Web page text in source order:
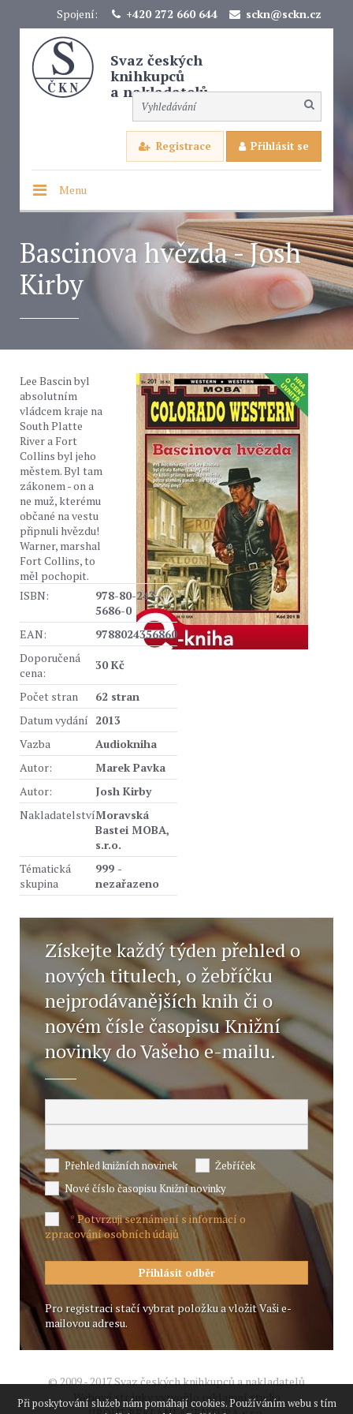
Spojení: +420 272 660 644 sckn@sckn.cz
Svaz českých
knihkupců
a nakladatelů
Registrace Přihlásit se
Menu
Bascinova hvězda - Josh
Kirby
Lee Bascin byl
absolutním
vládcem kraje na
South Platte
River a Fort
Collins byl jeho
městem. Byl tam
zákonem - on a
ne muž, kterému
občané na vestu
připnuli hvězdu!
Warner, marshal
Fort Collins, to
měl pochopit.
ISBN:
978-80-243-
5686-0
EAN:
9788024356860
Doporučená
cena:
30 Kč
Počet stran
62 stran
Datum vydání 2013
Vazba
Audiokniha
Autor:
Marek Pavka
Autor:
Josh Kirby
NakladatelstvíMoravská
Bastei MOBA,
s.r.o.
Tématická
skupina
999 -
nezařazeno
Získejte každý týden přehled o
nových titulech, o žebříčku
nejprodávanějších knih či o
novém čísle časopisu Knižní
novinky do Vašeho e-mailu.
Přehled knižních novinek
Žebříček
Nové číslo časopisu Knižní novinky
*Potvrzuji seznámení s informací o
zpracování osobních údajů
Pro registraci stačí vybrat položku a vložit Vaši e-
mailovou adresu.
© 2009 - 2017 Svaz českých knihkupců a nakladatelů
Webové stránky vytvořilo reklamní studio
Při poskytování služeb nám pomáhají cookies. Používáním webu s tím